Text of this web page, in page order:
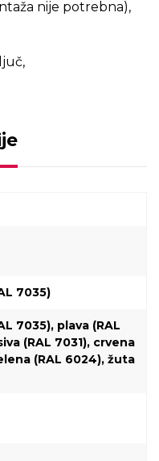
nije potrebna),
7035)
7035), plava (RAL
(RAL 7031), crvena
(RAL 6024), žuta